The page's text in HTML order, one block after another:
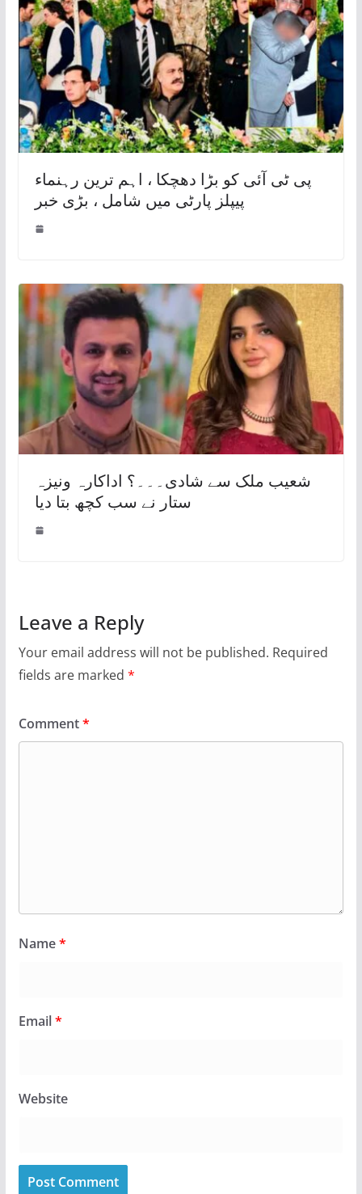
پی ٹی آئی کو بڑا دھچکا ، اہم ترین رہنماء
پیپلز پارٹی میں شامل ، بڑی خبر
شعیب ملک سے شادی۔۔۔؟ اداکارہ ونیزہ
ستار نے سب کچھ بتا دیا
Leave a Reply
Your email address will not be published. Required
fields are marked *
Comment*
Name*
Email*
Website